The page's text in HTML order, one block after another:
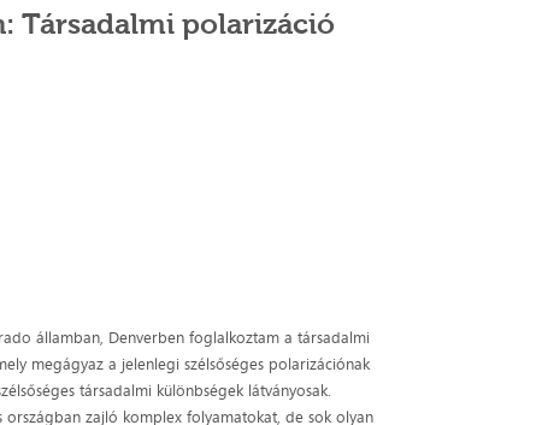
Társadalmi polarizáció
államban, Denverben foglalkoztam a társadalmi
megágyaz a jelenlegi szélsőséges polarizációnak
társadalmi különbségek látványosak.
zajló komplex folyamatokat, de sok olyan